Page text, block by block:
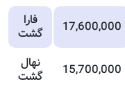
17,600,000
فارا
گشت
15,700,000
نهال
گشت